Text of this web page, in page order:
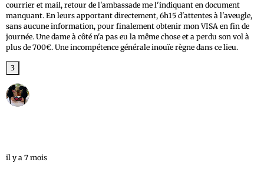
courrier et mail, retour de l'ambassade me l'indiquant en document
manquant. En leurs apportant directement, 6h15 d'attentes à l'aveugle,
sans aucune information, pour finalement obtenir mon VISA en fin de
journée. Une dame à côté n'a pas eu la même chose et a perdu son vol à
plus de 700€. Une incompétence générale inouïe règne dans ce lieu.
3
il y a 7 mois